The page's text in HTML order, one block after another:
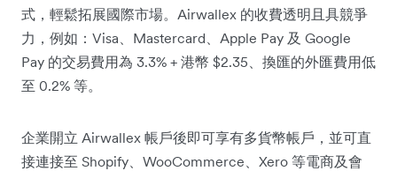
式，輕鬆拓展國際市場。Airwallex 的收費透明且具競爭
力，例如：Visa、Mastercard、Apple Pay 及 Google
Pay 的交易費用為 3.3% + 港幣 $2.35、換匯的外匯費用低
至 0.2% 等。
企業開立 Airwallex 帳戶後即可享有多貨幣帳戶，並可直
接連接至 Shopify、WooCommerce、Xero 等電商及會